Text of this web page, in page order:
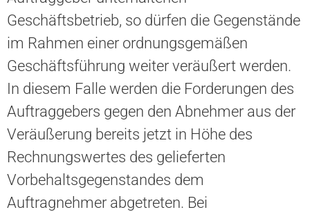
Geschäftsbetrieb, so dürfen die Gegenstände
im Rahmen einer ordnungsgemäßen
Geschäftsführung weiter veräußert werden.
In diesem Falle werden die Forderungen des
Auftraggebers gegen den Abnehmer aus der
Veräußerung bereits jetzt in Höhe des
Rechnungswertes des gelieferten
Vorbehaltsgegenstandes dem
Auftragnehmer abgetreten. Bei